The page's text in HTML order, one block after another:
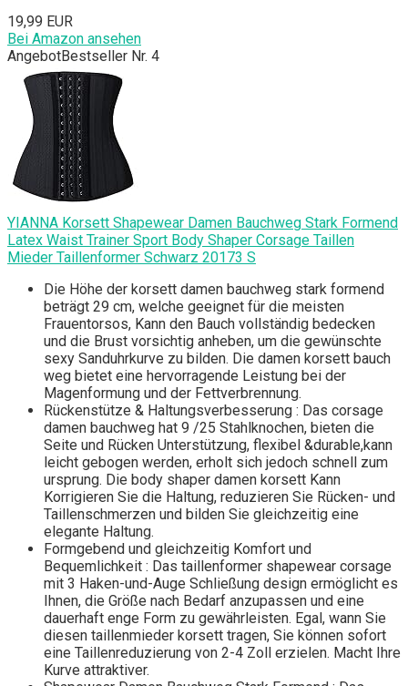
19,99 EUR
Bei Amazon ansehen
AngebotBestseller Nr. 4
YIANNA Korsett Shapewear Damen Bauchweg Stark Formend
Latex Waist Trainer Sport Body Shaper Corsage Taillen
Mieder Taillenformer Schwarz 20173 S
Die Höhe der korsett damen bauchweg stark formend
beträgt 29 cm, welche geeignet für die meisten
Frauentorsos, Kann den Bauch vollständig bedecken
und die Brust vorsichtig anheben, um die gewünschte
sexy Sanduhrkurve zu bilden. Die damen korsett bauch
weg bietet eine hervorragende Leistung bei der
Magenformung und der Fettverbrennung.
Rückenstütze & Haltungsverbesserung : Das corsage
damen bauchweg hat 9 /25 Stahlknochen, bieten die
Seite und Rücken Unterstützung, flexibel &durable,kann
leicht gebogen werden, erholt sich jedoch schnell zum
ursprung. Die body shaper damen korsett Kann
Korrigieren Sie die Haltung, reduzieren Sie Rücken- und
Taillenschmerzen und bilden Sie gleichzeitig eine
elegante Haltung.
Formgebend und gleichzeitig Komfort und
Bequemlichkeit : Das taillenformer shapewear corsage
mit 3 Haken-und-Auge Schließung design ermöglicht es
Ihnen, die Größe nach Bedarf anzupassen und eine
dauerhaft enge Form zu gewährleisten. Egal, wann Sie
diesen taillenmieder korsett tragen, Sie können sofort
eine Taillenreduzierung von 2-4 Zoll erzielen. Macht Ihre
Kurve attraktiver.